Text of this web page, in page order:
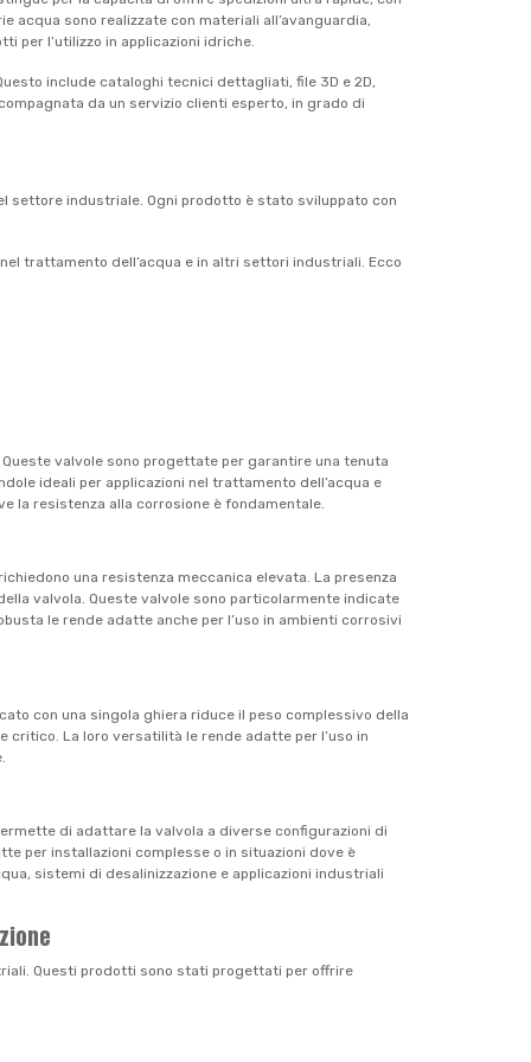
acqua sono realizzate con materiali all’avanguardia,
per l’utilizzo in applicazioni idriche.
include cataloghi tecnici dettagliati, file 3D e 2D,
da un servizio clienti esperto, in grado di
settore industriale. Ogni prodotto è stato sviluppato con
trattamento dell’acqua e in altri settori industriali. Ecco
valvole sono progettate per garantire una tenuta
ideali per applicazioni nel trattamento dell’acqua e
la resistenza alla corrosione è fondamentale.
una resistenza meccanica elevata. La presenza
valvola. Queste valvole sono particolarmente indicate
le rende adatte anche per l’uso in ambienti corrosivi
con una singola ghiera riduce il peso complessivo della
critico. La loro versatilità le rende adatte per l’uso in
di adattare la valvola a diverse configurazioni di
per installazioni complesse o in situazioni dove è
sistemi di desalinizzazione e applicazioni industriali
Questi prodotti sono stati progettati per offrire